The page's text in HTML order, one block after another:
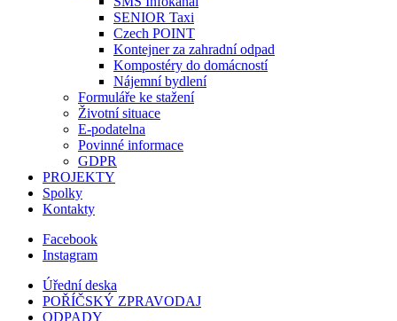
SENIOR Taxi
Czech POINT
Kontejner za zahradní odpad
Kompostéry do domácností
Nájemní bydlení
Formuláře ke stažení
Životní situace
E-podatelna
Povinné informace
GDPR
PROJEKTY
Spolky
Kontakty
Facebook
Instagram
Úřední deska
POŘÍČSKÝ ZPRAVODAJ
ODPADY